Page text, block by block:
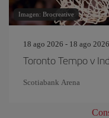
Imagen: Brocreative
18 ago 2026 - 18 ago 2026
Toronto Tempo v
Scotiabank Arena